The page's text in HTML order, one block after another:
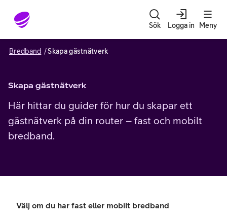
Gå till sidans innehåll
Sök Logga in Meny
Bredband Skapa gästnätverk
Skapa gästnätverk
Här hittar du guider för hur du skapar ett
gästnätverk på din router – fast och mobilt
bredband.
Välj om du har fast eller mobilt bredband